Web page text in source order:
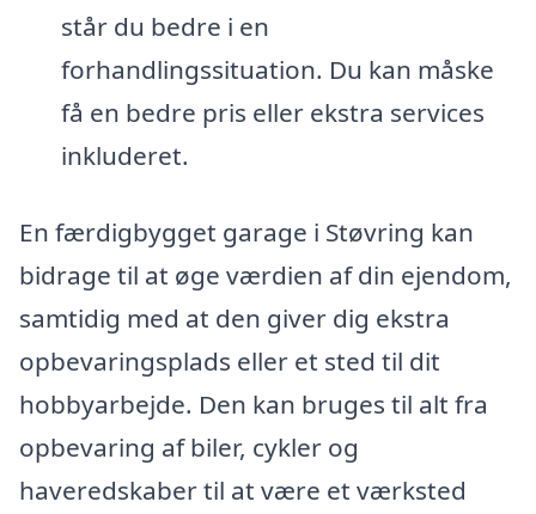
står du bedre i en
forhandlingssituation. Du kan måske
få en bedre pris eller ekstra services
inkluderet.
En færdigbygget garage i Støvring kan
bidrage til at øge værdien af din ejendom,
samtidig med at den giver dig ekstra
opbevaringsplads eller et sted til dit
hobbyarbejde. Den kan bruges til alt fra
opbevaring af biler, cykler og
haveredskaber til at være et værksted